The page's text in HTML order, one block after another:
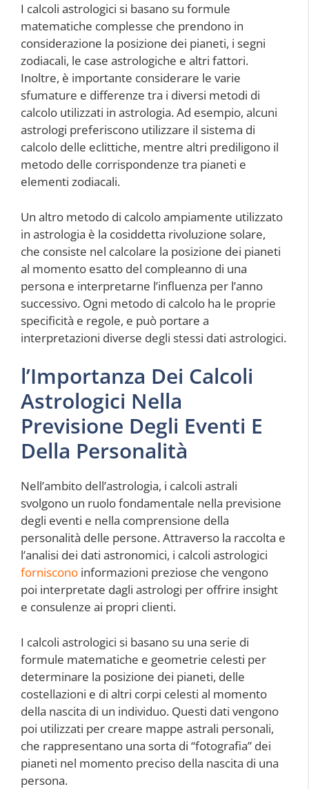
I calcoli astrologici si basano su formule
matematiche complesse che prendono in
considerazione la posizione dei pianeti, i segni
zodiacali, le case astrologiche e altri fattori.
Inoltre, è importante considerare le varie
sfumature e differenze tra i diversi metodi di
calcolo utilizzati in astrologia. Ad esempio, alcuni
astrologi preferiscono utilizzare il sistema di
calcolo delle eclittiche, mentre altri prediligono il
metodo delle corrispondenze tra pianeti e
elementi zodiacali.
Un altro metodo di calcolo ampiamente utilizzato
in astrologia è la cosiddetta rivoluzione solare,
che consiste nel calcolare la posizione dei pianeti
al momento esatto del compleanno di una
persona e interpretarne l’influenza per l’anno
successivo. Ogni metodo di calcolo ha le proprie
specificità e regole, e può portare a
interpretazioni diverse degli stessi dati astrologici.
l’Importanza Dei Calcoli
Astrologici Nella
Previsione Degli Eventi E
Della Personalità
Nell’ambito dell’astrologia, i calcoli astrali
svolgono un ruolo fondamentale nella previsione
degli eventi e nella comprensione della
personalità delle persone. Attraverso la raccolta e
l’analisi dei dati astronomici, i calcoli astrologici
forniscono informazioni preziose che vengono
poi interpretate dagli astrologi per offrire insight
e consulenze ai propri clienti.
I calcoli astrologici si basano su una serie di
formule matematiche e geometrie celesti per
determinare la posizione dei pianeti, delle
costellazioni e di altri corpi celesti al momento
della nascita di un individuo. Questi dati vengono
poi utilizzati per creare mappe astrali personali,
che rappresentano una sorta di “fotografia” dei
pianeti nel momento preciso della nascita di una
persona.